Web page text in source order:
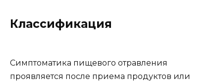
Классификация
Симптоматика пищевого отравления
проявляется после приема продуктов или